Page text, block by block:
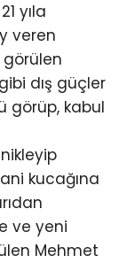
yıla
veren
görülen
dış güçler
görüp, kabul
kucağına
ve yeni
Mehmet